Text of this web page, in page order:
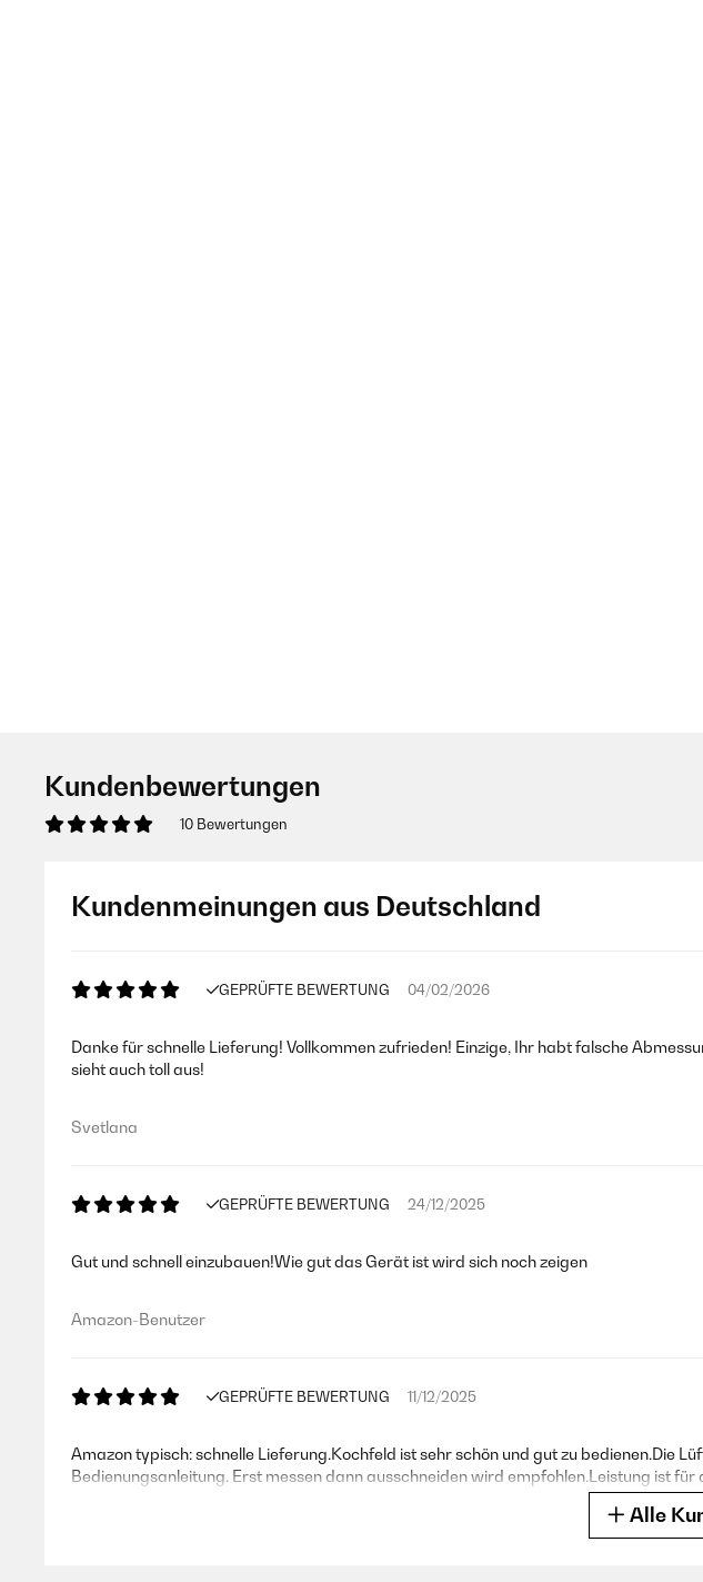
Kundenbewertungen
10 Bewertungen
Kundenmeinungen aus Deutschland
GEPRÜFTE BEWERTUNG 04/02/2026
Danke für schnelle Lieferung! Vollkommen zufrieden! Einzige, Ihr habt falsche
sieht auch toll aus!
Svetlana
GEPRÜFTE BEWERTUNG 24/12/2025
Gut und schnell einzubauen!Wie gut das Gerät ist wird sich noch zeigen
Amazon-Benutzer
GEPRÜFTE BEWERTUNG 11/12/2025
Amazon typisch: schnelle Lieferung.Kochfeld ist sehr schön und gut zu bedienen.Die
Bedienungsanleitung. Erst messen dann ausschneiden wird empfohlen.Leistung ist für
Alle